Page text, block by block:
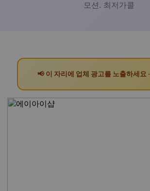
모션. 최저가콜
📢 이 자리에 업체 광고를 노출하세요 ·